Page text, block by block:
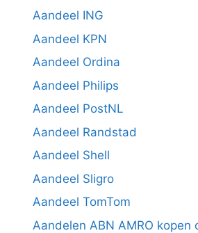
Aandeel ING
Aandeel KPN
Aandeel Ordina
Aandeel Philips
Aandeel PostNL
Aandeel Randstad
Aandeel Shell
Aandeel Sligro
Aandeel TomTom
Aandelen ABN AMRO kopen